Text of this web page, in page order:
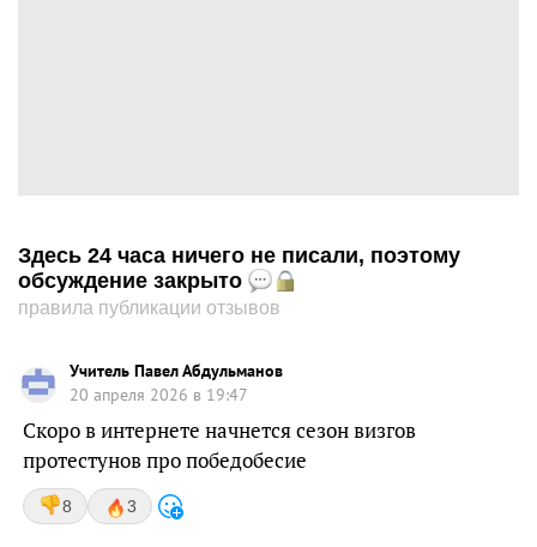
Здесь 24 часа ничего не писали, поэтому
обсуждение закрыто
правила публикации отзывов
Учитель Павел Абдульманов
20 апреля 2026 в 19:47
Скоро в интернете начнется сезон визгов
протестунов про победобесие
8 3